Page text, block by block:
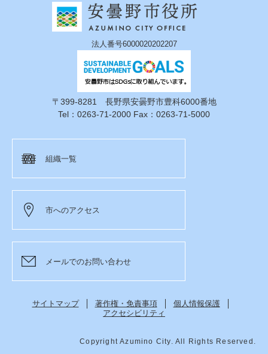
法人番号6000020202207
〒399-8281 長野県安曇野市豊科6000番地
Tel：0263-71-2000 Fax：0263-71-5000
組織一覧
市へのアクセス
メールでのお問い合わせ
サイトマップ 著作権・免責事項
個人情報保護
アクセシビリティ
Copyright Azumino City. All Rights Reserved.